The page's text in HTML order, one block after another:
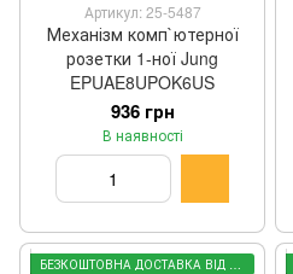
Артикул: 25-5487
Механізм комп`ютерної
розетки 1-ної Jung
EPUAE8UPOK6US
936 грн
В наявності
БЕЗКОШТОВНА ДОСТАВКА ВІД 3000 ГРН